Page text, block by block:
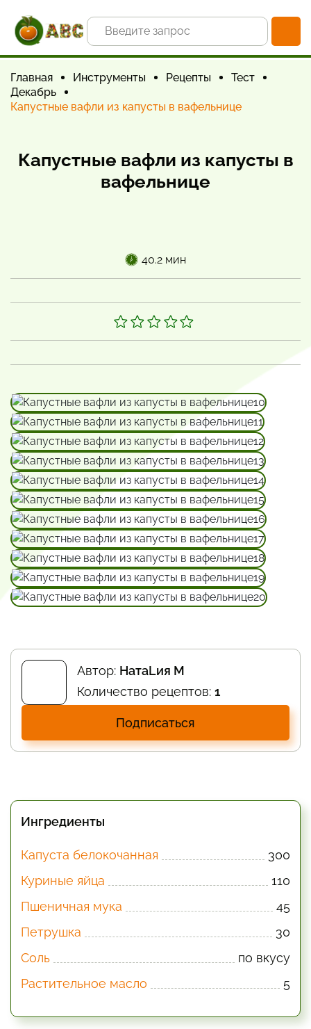
Главная Инструменты Рецепты
Тест
Декабрь
Капустные вафли из капусты в вафельнице
Капустные вафли из капусты в
вафельнице
40.2 мин
Автор: НатаLия M
Количество рецептов: 1
Подписаться
Ингредиенты
Капуста белокочанная
300
Куриные яйца
110
Пшеничная мука
45
Петрушка
30
Соль
по вкусу
Растительное масло
5